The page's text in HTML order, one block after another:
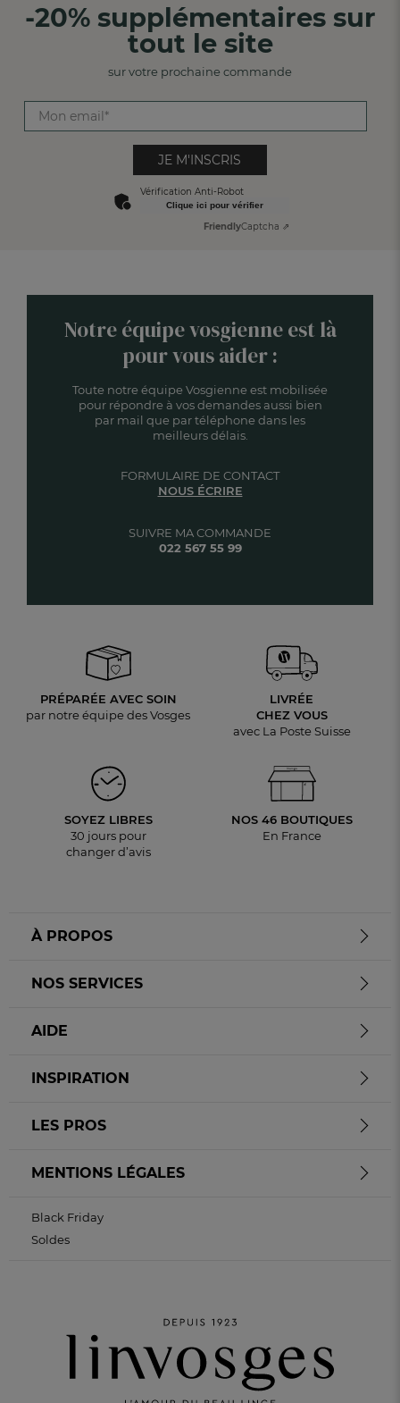
-20% supplémentaires sur
tout le site
sur votre prochaine commande
JE M'INSCRIS
Vérification Anti-Robot
Clique ici pour vérifier
FriendlyCaptcha ⇗
Notre équipe vosgienne est là
pour vous aider :
Toute notre équipe Vosgienne est mobilisée
pour répondre à vos demandes aussi bien
par mail que par téléphone dans les
meilleurs délais.
SUIVRE MA COMMANDE
022 567 55 99
FORMULAIRE DE CONTACT
NOUS ÉCRIRE
PRÉPARÉE AVEC SOIN
par notre équipe des Vosges
LIVRÉE
CHEZ VOUS
avec La Poste Suisse
SOYEZ LIBRES
30 jours pour
changer d’avis
NOS 46 BOUTIQUES
En France
À PROPOS
NOS SERVICES
AIDE
INSPIRATION
LES PROS
MENTIONS LÉGALES
Black Friday
Soldes